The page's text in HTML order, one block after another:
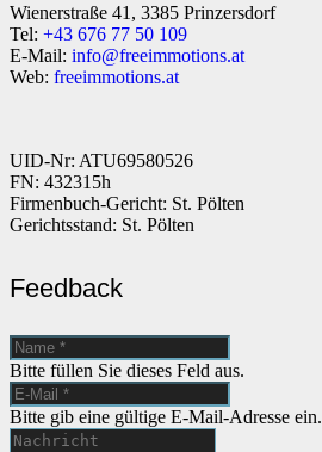
Wienerstraße 41, 3385 Prinzersdorf
Tel: +43 676 77 50 109
E-Mail: info@freeimmotions.at
Web: freeimmotions.at
UID-Nr: ATU69580526
FN: 432315h
Firmenbuch-Gericht: St. Pölten
Gerichtsstand: St. Pölten
Feedback
Bitte füllen Sie dieses Feld aus.
Bitte gib eine gültige E-Mail-Adresse ein.